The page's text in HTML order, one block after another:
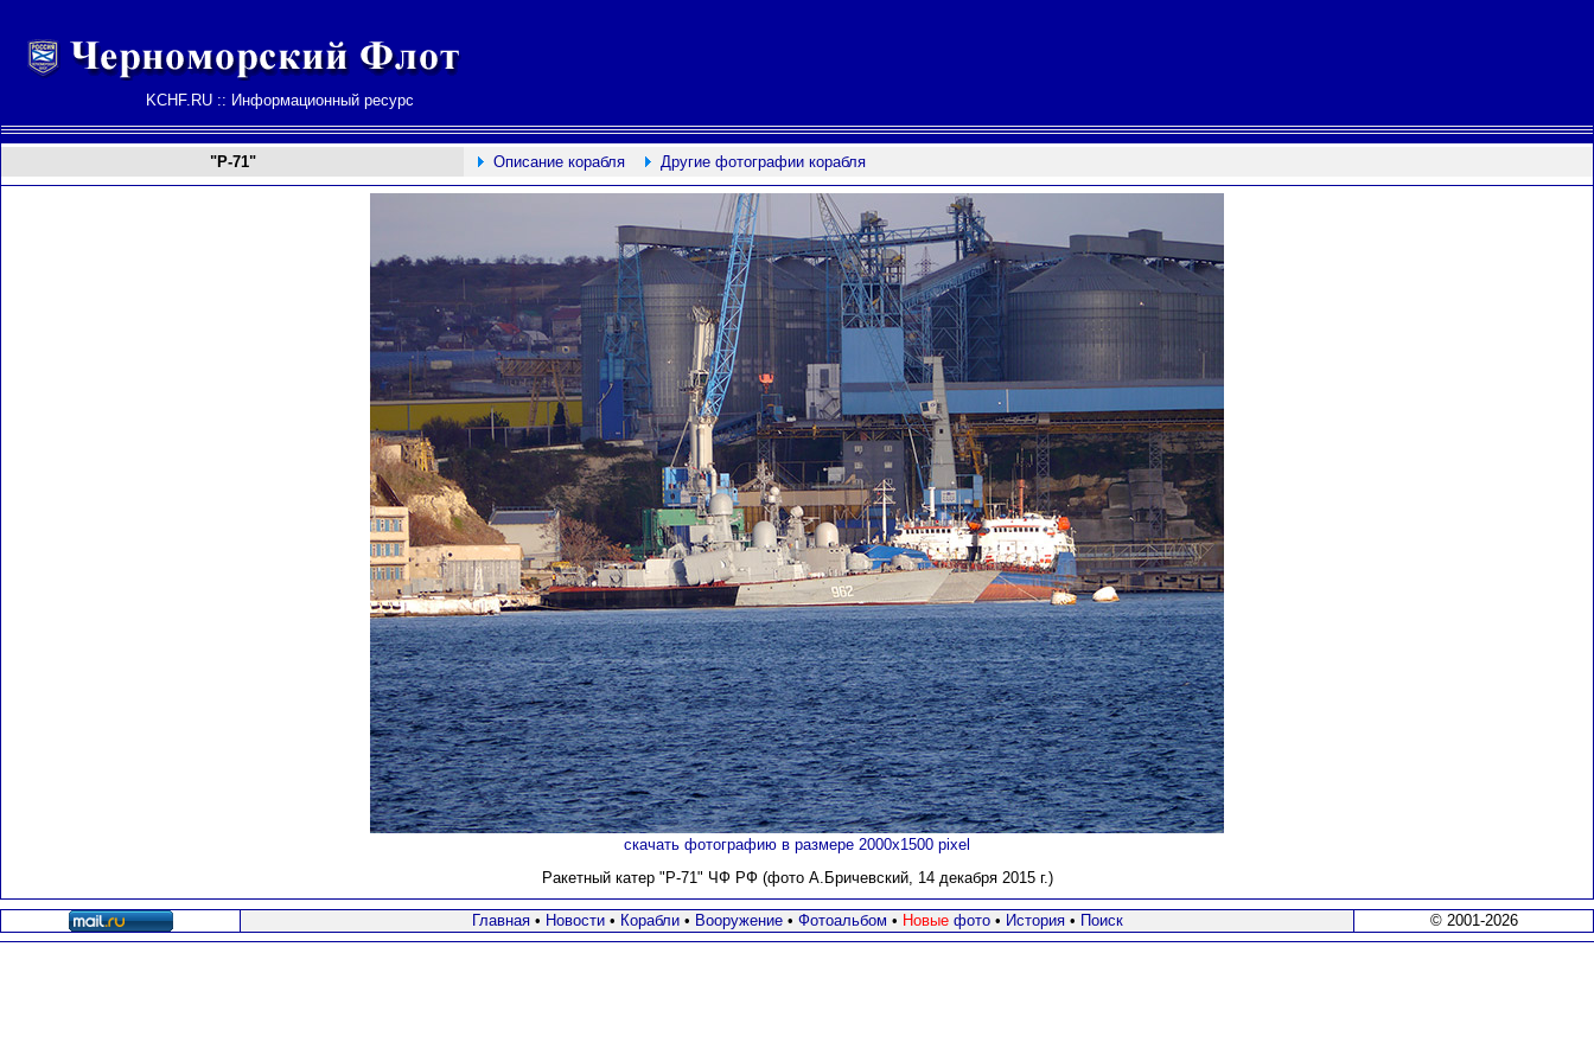
KCHF.RU :: Информационный ресурс
"Р-71" Описание корабля Другие фотографии корабля
скачать фотографию в размере 2000х1500 pixel
Ракетный катер "Р-71" ЧФ РФ (фото А.Бричевский, 14 декабря 2015 г.)
Главная• Новости• Корабли• Вооружение • Фотоальбом • Новыефото • История• Поиск © 2001-2026